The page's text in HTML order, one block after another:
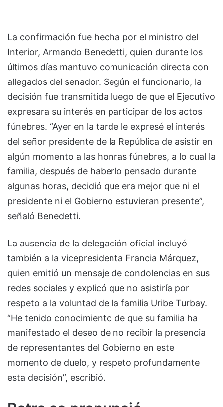
La confirmación fue hecha por el ministro del
Interior, Armando Benedetti, quien durante los
últimos días mantuvo comunicación directa con
allegados del senador. Según el funcionario, la
decisión fue transmitida luego de que el Ejecutivo
expresara su interés en participar de los actos
fúnebres. “Ayer en la tarde le expresé el interés
del señor presidente de la República de asistir en
algún momento a las honras fúnebres, a lo cual la
familia, después de haberlo pensado durante
algunas horas, decidió que era mejor que ni el
presidente ni el Gobierno estuvieran presente”,
señaló Benedetti.
La ausencia de la delegación oficial incluyó
también a la vicepresidenta Francia Márquez,
quien emitió un mensaje de condolencias en sus
redes sociales y explicó que no asistiría por
respeto a la voluntad de la familia Uribe Turbay.
“He tenido conocimiento de que su familia ha
manifestado el deseo de no recibir la presencia
de representantes del Gobierno en este
momento de duelo, y respeto profundamente
esta decisión”, escribió.